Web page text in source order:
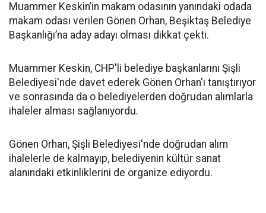
Muammer Keskin’in makam odasının yanındaki odada
makam odası verilen Gönen Orhan, Beşiktaş Belediye
Başkanlığı’na aday adayı olması dikkat çekti.
Muammer Keskin, CHP'li belediye başkanlarını Şişli
Belediyesi'nde davet ederek Gönen Orhan'ı tanıştırıyor
ve sonrasında da o belediyelerden doğrudan alımlarla
ihaleler alması sağlanıyordu.
Gönen Orhan, Şişli Belediyesi'nde doğrudan alım
ihalelerle de kalmayıp, belediyenin kültür sanat
alanındaki etkinliklerini de organize ediyordu.